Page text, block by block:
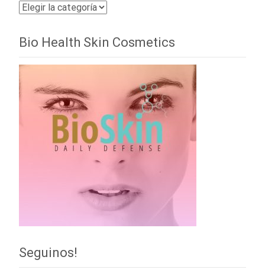
Categorías
Bio Health Skin Cosmetics
Seguinos!